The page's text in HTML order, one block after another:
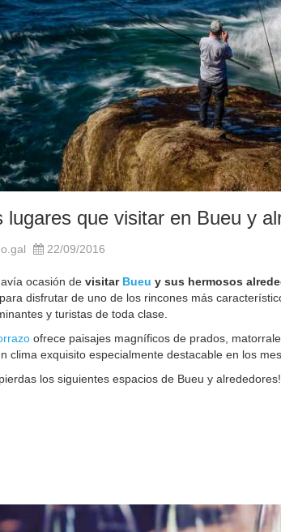
lugares que visitar en Bueu y
22/09/2016
ocasión de visitar Bueu y sus hermosos
disfrutar de uno de los rincones más
y turistas de toda clase.
ofrece paisajes magníficos de prados,
clima exquisito especialmente destacable en los
los siguientes espacios de Bueu y alrededores!